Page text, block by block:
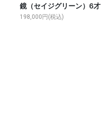
鏡（セイジグリーン）6才
198,000円(税込)